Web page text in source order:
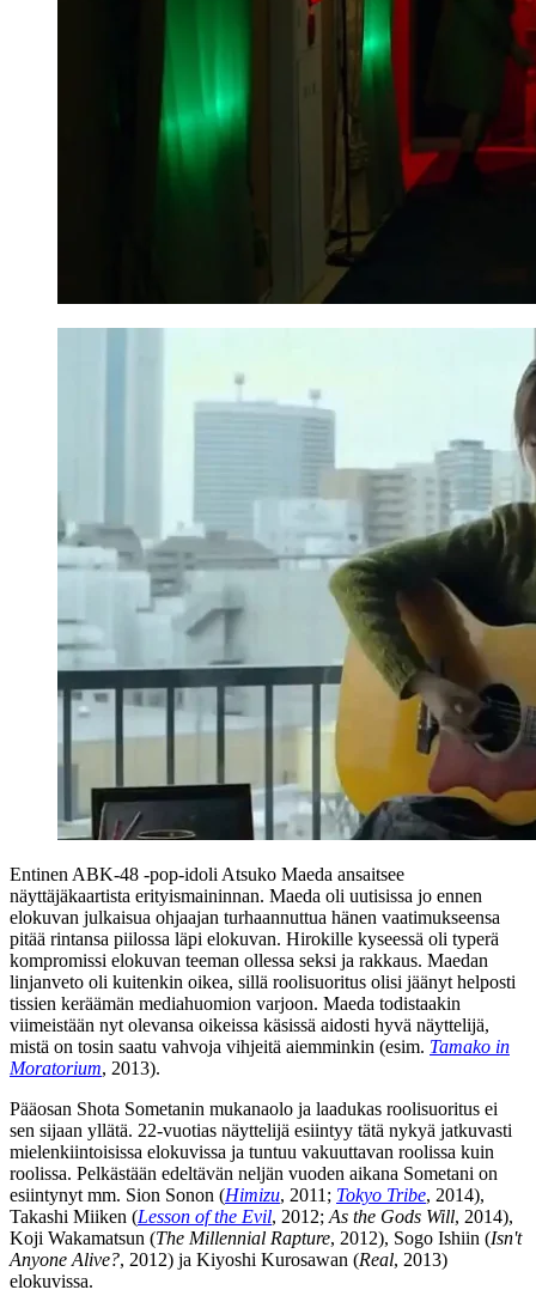
Entinen ABK‑48 ‑pop‑idoli Atsuko Maeda ansaitsee
näyttäjäkaartista erityismaininnan. Maeda oli uutisissa jo ennen
elokuvan julkaisua ohjaajan turhaannuttua hänen vaatimukseensa
pitää rintansa piilossa läpi elokuvan. Hirokille kyseessä oli typerä
kompromissi elokuvan teeman ollessa seksi ja rakkaus. Maedan
linjanveto oli kuitenkin oikea, sillä roolisuoritus olisi jäänyt helposti
tissien keräämän mediahuomion varjoon. Maeda todistaakin
viimeistään nyt olevansa oikeissa käsissä aidosti hyvä näyttelijä,
mistä on tosin saatu vahvoja vihjeitä aiemminkin (esim. Tamako in
Moratorium, 2013).
Pääosan Shota Sometanin mukanaolo ja laadukas roolisuoritus ei
sen sijaan yllätä. 22‑vuotias näyttelijä esiintyy tätä nykyä jatkuvasti
mielenkiintoisissa elokuvissa ja tuntuu vakuuttavan roolissa kuin
roolissa. Pelkästään edeltävän neljän vuoden aikana Sometani on
esiintynyt mm. Sion Sonon (Himizu, 2011; Tokyo Tribe, 2014),
Takashi Miiken (Lesson of the Evil, 2012; As the Gods Will, 2014),
Koji Wakamatsun (The Millennial Rapture, 2012), Sogo Ishiin (Isn't
Anyone Alive?, 2012) ja Kiyoshi Kurosawan (Real, 2013)
elokuvissa.